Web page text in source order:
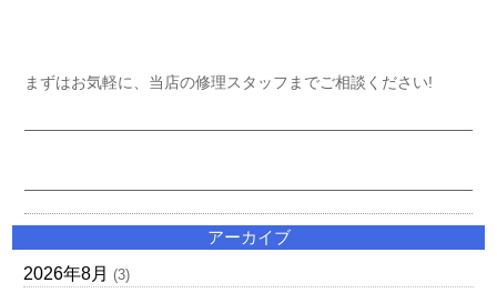
まずはお気軽に、当店の修理スタッフまでご相談ください!
アーカイブ
2026年8月 (3)